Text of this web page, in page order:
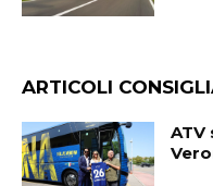
ARTICOLI
ATV